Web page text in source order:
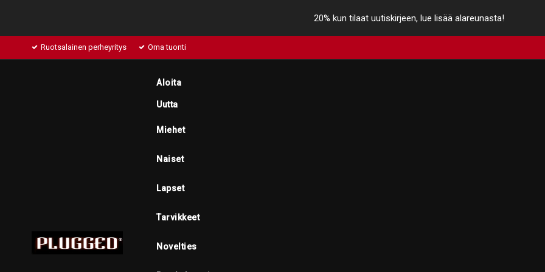
20% kun tilaat uutiskirjeen, lue lisää alareunasta!
Ruotsalainen perheyritys Oma tuonti
Aloita
Uutta
Miehet
Naiset
Lapset
Tarvikkeet
Novelties